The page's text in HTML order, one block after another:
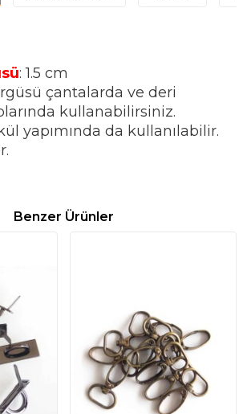
: 1.5 cm
çantalarda ve deri
kullanabilirsiniz.
yapımında da kullanılabilir.
Benzer Ürünler